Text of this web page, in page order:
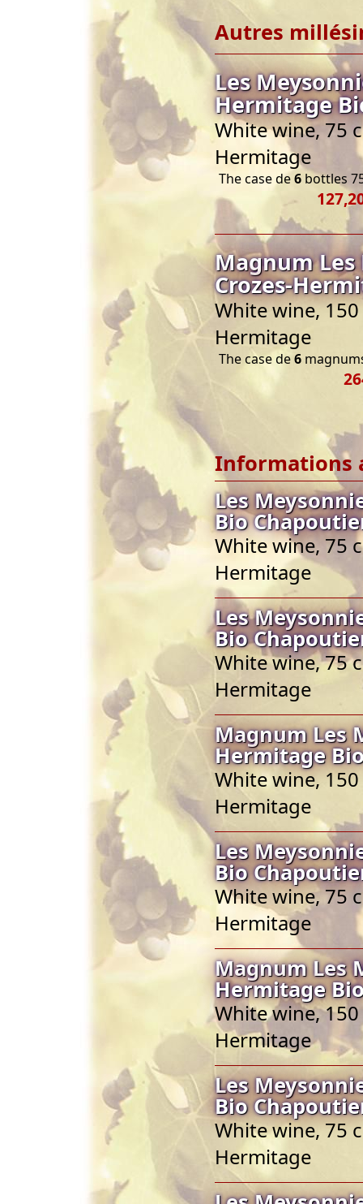
Autres
Les
Hermitage
White wine, 75
Hermitage
The case de6 bottles
Magnum Les
Crozes-
White wine, 150
Hermitage
The case de6
Informations
Les
Bio
White wine, 75
Hermitage
Les
Bio
White wine, 75
Hermitage
Magnum Les
Hermitage
White wine, 150
Hermitage
Les
Bio
White wine, 75
Hermitage
Magnum Les
Hermitage
White wine, 150
Hermitage
Les
Bio
White wine, 75
Hermitage